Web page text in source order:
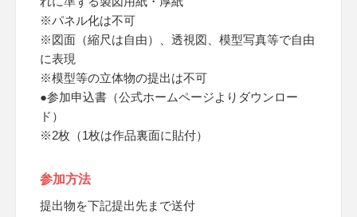
※パネル化は不可
※図面（縮尺は自由）、透視図、模型写真等で自由
に表現
※模型等の立体物の提出は不可
●参加申込書（公式ホームページよりダウンロー
ド）
※2枚（1枚は作品裏面に貼付）
参加方法
提出物を下記提出先まで送付